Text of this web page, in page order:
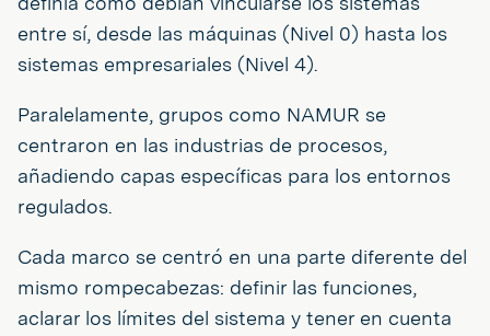
entre sí, desde las máquinas (Nivel 0) hasta los
sistemas empresariales (Nivel 4).
Paralelamente, grupos como NAMUR se
centraron en las industrias de procesos,
añadiendo capas específicas para los entornos
regulados.
Cada marco se centró en una parte diferente del
mismo rompecabezas: definir las funciones,
aclarar los límites del sistema y tener en cuenta